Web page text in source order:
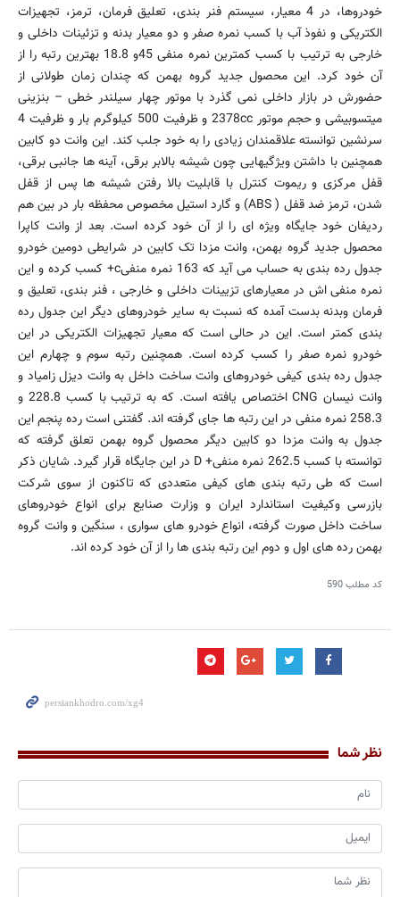
خودروها، در 4 معیار، سیستم فنر بندی، تعلیق فرمان، ترمز، تجهیزات
الکتریکی و نفوذ آب با کسب نمره صفر و دو معیار بدنه و تزئینات داخلی و
خارجی به ترتیب با کسب کمترین نمره منفی 45و 18.8 بهترین رتبه را از
آن خود کرد. این محصول جدید گروه بهمن که چندان زمان طولانی از
حضورش در بازار داخلی نمی گذرد با موتور چهار سیلندر خطی – بنزینی
میتسوبیشی و حجم موتور 2378cc و ظرفیت 500 کیلوگرم بار و ظرفیت 4
سرنشین توانسته علاقمندان زیادی را به خود جلب کند. این وانت دو کابین
همچنین با داشتن ویژگیهایی چون شیشه بالابر برقی، آینه ها جانبی برقی،
قفل مرکزی و ریموت کنترل با قابلیت بالا رفتن شیشه ها پس از قفل
شدن، ترمز ضد قفل ( ABS) و گارد استیل مخصوص محفظه بار در بین هم
ردیفان خود جایگاه ویژه ای را از آن خود کرده است. بعد از وانت کاپرا
محصول جدید گروه بهمن، وانت مزدا تک کابین در شرایطی دومین خودرو
جدول رده بندی به حساب می آید که 163 نمره منفیc+ کسب کرده و این
نمره منفی اش در معیارهای تزیینات داخلی و خارجی ، فنر بندی، تعلیق و
فرمان وبدنه بدست آمده که نسبت به سایر خودروهای دیگر این جدول رده
بندی کمتر است. این در حالی است که معیار تجهیزات الکتریکی در این
خودرو نمره صفر را کسب کرده است. همچنین رتبه سوم و چهارم این
جدول رده بندی کیفی خودروهای وانت ساخت داخل به وانت دیزل زامیاد و
وانت نیسان CNG اختصاص یافته است. که به ترتیب با کسب 228.8 و
258.3 نمره منفی در این رتبه ها جای گرفته اند. گفتنی است رده پنجم این
جدول به وانت مزدا دو کابین دیگر محصول گروه بهمن تعلق گرفته که
توانسته با کسب 262.5 نمره منفی+ D در این جایگاه قرار گیرد. شایان ذکر
است که طی رتبه بندی های کیفی متعددی که تاکنون از سوی شرکت
بازرسی وکیفیت استاندارد ایران و وزارت صنایع برای انواع خودروهای
ساخت داخل صورت گرفته، انواع خودرو های سواری ، سنگین و وانت گروه
بهمن رده های اول و دوم این رتبه بندی ها را از آن خود کرده اند.
کد مطلب590
نظر شما